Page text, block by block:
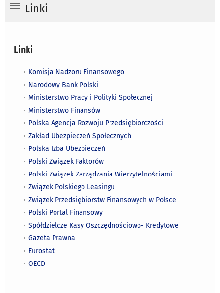
Linki
Linki
Komisja Nadzoru Finansowego
Narodowy Bank Polski
Ministerstwo Pracy i Polityki Społecznej
Ministerstwo Finansów
Polska Agencja Rozwoju Przedsiębiorczości
Zakład Ubezpieczeń Społecznych
Polska Izba Ubezpieczeń
Polski Związek Faktorów
Polski Związek Zarządzania Wierzytelnościami
Związek Polskiego Leasingu
Związek Przedsiębiorstw Finansowych w Polsce
Polski Portal Finansowy
Spółdzielcze Kasy Oszczędnościowo- Kredytowe
Gazeta Prawna
Eurostat
OECD